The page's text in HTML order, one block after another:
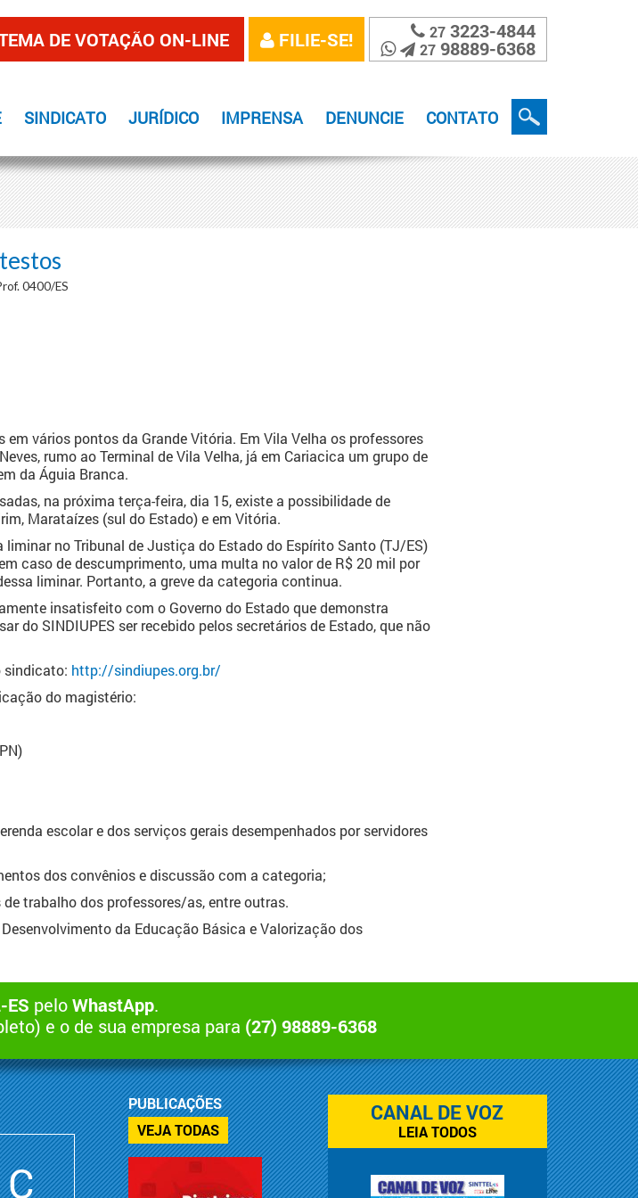
DE VOTAÇÃO ON-LINE FILIE-SE! 27 3223-4844
27 98889-6368
SINDICATO JURÍDICO IMPRENSA DENUNCIE CONTATO
0400/ES
vários pontos da Grande Vitória. Em Vila Velha os professores
rumo ao Terminal de Vila Velha, já em Cariacica um grupo de
da Águia Branca.
na próxima terça-feira, dia 15, existe a possibilidade de
Marataízes (sul do Estado) e em Vitória.
no Tribunal de Justiça do Estado do Espírito Santo (TJ/ES)
caso de descumprimento, uma multa no valor de R$ 20 mil por
liminar. Portanto, a greve da categoria continua.
insatisfeito com o Governo do Estado que demonstra
do SINDIUPES ser recebido pelos secretários de Estado, que não
sindicato: http://sindiupes.org.br/
do magistério:
escolar e dos serviços gerais desempenhados por servidores
dos convênios e discussão com a categoria;
trabalho dos professores/as, entre outras.
da Educação Básica e Valorização dos
ES peloWhastApp.
e o de sua empresa para (27) 98889-6368
C
PUBLICAÇÕES
VEJA TODAS
CANAL DE VOZ
LEIA TODOS